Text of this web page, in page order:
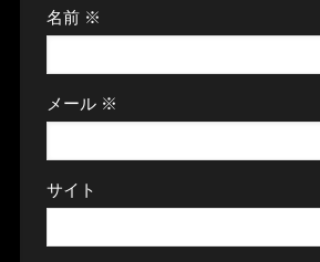
名前 ※
メール ※
サイト